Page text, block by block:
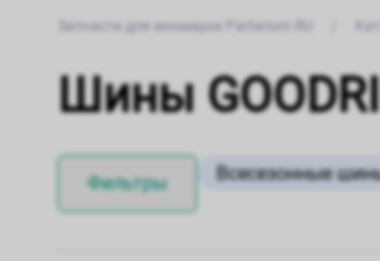
Запчасти для иномарок Partarium.RU
Шины
Фильтры Всесезонные